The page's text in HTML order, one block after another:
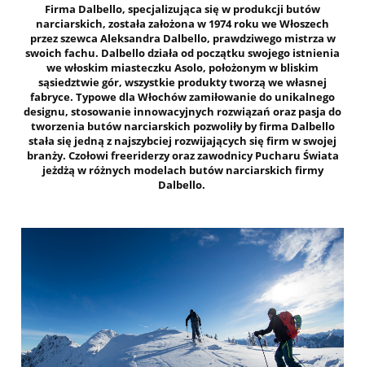
Firma Dalbello, specjalizująca się w produkcji butów
narciarskich, została założona w 1974 roku we Włoszech
przez szewca Aleksandra Dalbello, prawdziwego mistrza w
swoich fachu. Dalbello działa od początku swojego istnienia
we włoskim miasteczku Asolo, położonym w bliskim
sąsiedztwie gór, wszystkie produkty tworzą we własnej
fabryce. Typowe dla Włochów zamiłowanie do unikalnego
designu, stosowanie innowacyjnych rozwiązań oraz pasja do
tworzenia butów narciarskich pozwoliły by firma Dalbello
stała się jedną z najszybciej rozwijających się firm w swojej
branży. Czołowi freeriderzy oraz zawodnicy Pucharu Świata
jeżdżą w różnych modelach butów narciarskich firmy
Dalbello.